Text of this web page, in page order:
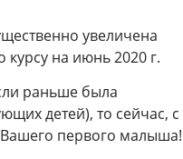
увеличена
на июнь 2020 г.
раньше была
детей), то сейчас, с
первого малыша!